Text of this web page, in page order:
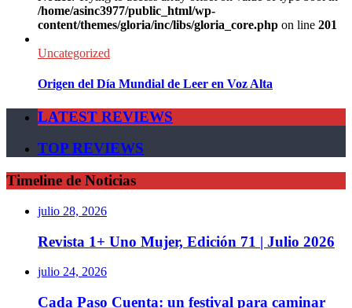
/home/asinc3977/public_html/wp-
content/themes/gloria/inc/libs/gloria_core.php on line 201
Uncategorized
Origen del Día Mundial de Leer en Voz Alta
LATEST REVIEWS
TOP REVIEWS
Timeline de Noticias
julio 28, 2026
Revista 1+ Uno Mujer, Edición 71 | Julio 2026
julio 24, 2026
Cada Paso Cuenta: un festival para caminar